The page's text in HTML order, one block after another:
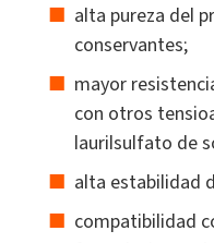
alta pureza del
conservantes;
mayor
con otros
laurilsulfato de
alta estabilidad
compatibilidad